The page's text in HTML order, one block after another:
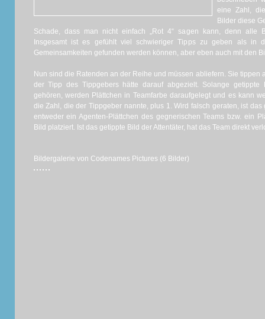
eine Zahl,
Bilder diese
Schade, dass man nicht einfach „Rot 4“ sagen kann, denn alle
Insgesamt ist es gefühlt viel schwieriger Tipps zu geben als in
Gemeinsamkeiten gefunden werden können, aber eben auch mit den
Nun sind die Ratenden an der Reihe und müssen abliefern. Sie tippen
der Tipp des Tippgebers hätte darauf abgezielt. Solange getippte
gehören, werden Plättchen in Teamfarbe daraufgelegt und es kann
die Zahl, die der Tippgeber nannte, plus 1. Wird falsch geraten, ist
entweder ein Agenten-Plättchen des gegnerischen Teams bzw. ein
Bild platziert. Ist das getippte Bild der Attentäter, hat das Team direkt
Bildergalerie von Codenames Pictures (6 Bilder)